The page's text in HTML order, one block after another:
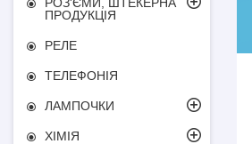
ПРОДУКЦІЯ
РЕЛЕ
ТЕЛЕФОНІЯ
ЛАМПОЧКИ
ХІМІЯ